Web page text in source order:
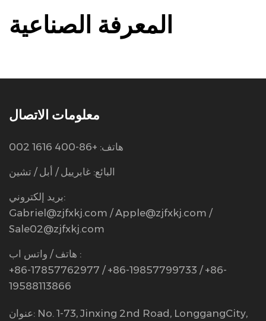
المعرفة الصناعية
معلومات الاتصال
هاتف: +86-400 1616 002
البائع: غابرييل / أبل / تشين
بريد إلكتروني:
Gabriel@zjfxkj.com /Apple@zjfxkj.com /
Sale02@zjfxkj.com
هاتف / واتس اب :
+86-17857762977 / +86-19857799733 / +86-
19588113866
عنوان: No. 1-73, Jinxing 2nd Road, LonggangCity,